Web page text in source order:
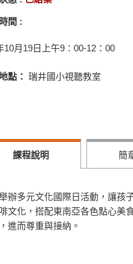
間 :
10月19日上午9：00-12：00
點： 瑞井國小視聽教室
課程說明 簡
辦多元文化國際日活動，讓孩
文化，搭配東南亞各色點心美
進而尊重與接納。